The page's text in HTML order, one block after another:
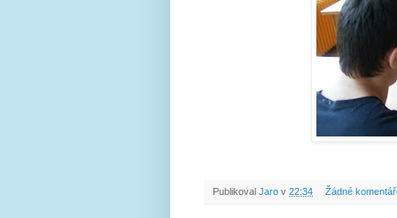
Publikoval Jaro v 22:34 Žádné